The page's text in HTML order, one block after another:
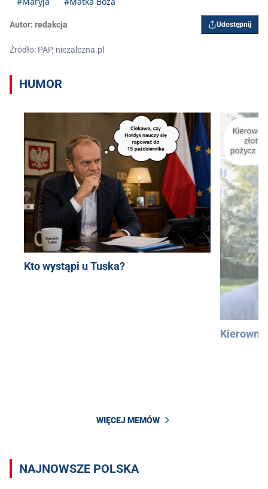
Autor: redakcja Udostępnij
Źródło: PAP, niezalezna.pl
HUMOR
Kto wystąpi u Tuska?
WIĘCEJ MEMÓW
NAJNOWSZE POLSKA